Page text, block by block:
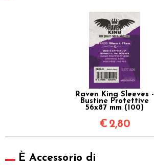
Raven King Sleeves -
Bustine Protettive
56x87 mm (100)
€ 2,80
È Accessorio di